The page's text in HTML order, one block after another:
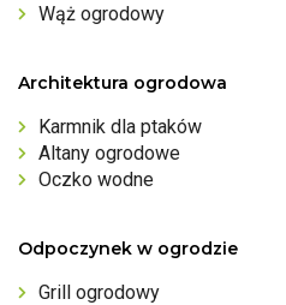
Wąż ogrodowy
Architektura ogrodowa
Karmnik dla ptaków
Altany ogrodowe
Oczko wodne
Odpoczynek w ogrodzie
Grill ogrodowy